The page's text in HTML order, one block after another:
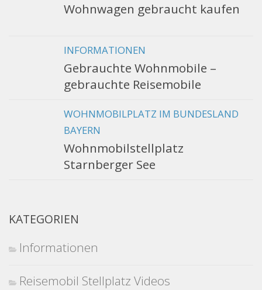
Wohnwagen gebraucht kaufen
INFORMATIONEN
Gebrauchte Wohnmobile –
gebrauchte Reisemobile
WOHNMOBILPLATZ IM BUNDESLAND
BAYERN
Wohnmobilstellplatz
Starnberger See
KATEGORIEN
Informationen
Reisemobil Stellplatz Videos